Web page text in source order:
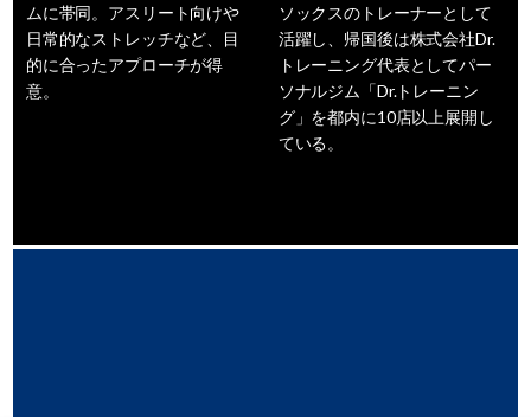
ムに帯同。アスリート向けや
日常的なストレッチなど、目
的に合ったアプローチが得
意。
ソックスのトレーナーとして
活躍し、帰国後は株式会社Dr.
トレーニング代表としてパー
ソナルジム「Dr.トレーニン
グ」を都内に10店以上展開し
ている。